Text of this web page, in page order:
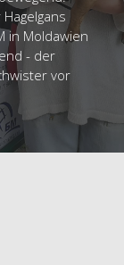
in Moldawien
- der
vor